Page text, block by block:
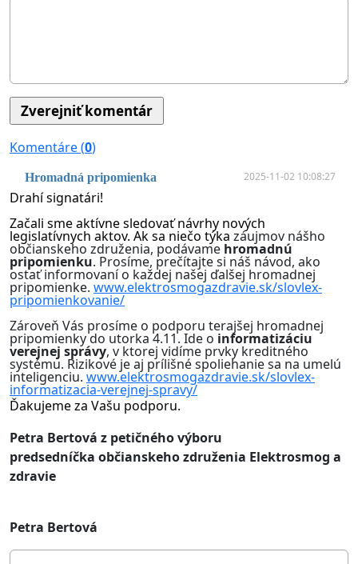
Komentáre (0)
Hromadná pripomienka 2025-11-02 10:08:27
Drahí signatári!
Začali sme aktívne sledovať návrhy nových
legislatívnych aktov. Ak sa niečo týka záujmov nášho
občianskeho združenia, podávame hromadnú
pripomienku. Prosíme, prečítajte si náš návod, ako
ostať informovaní o každej našej ďalšej hromadnej
pripomienke. www.elektrosmogazdravie.sk/slovlex-
pripomienkovanie/
Zároveň Vás prosíme o podporu terajšej hromadnej
pripomienky do utorka 4.11. Ide o informatizáciu
verejnej správy, v ktorej vidíme prvky kreditného
systému. Rizikové je aj prílišné spoliehanie sa na umelú
inteligenciu. www.elektrosmogazdravie.sk/slovlex-
informatizacia-verejnej-spravy/
Ďakujeme za Vašu podporu.
Petra Bertová z petičného výboru
predsedníčka občianskeho združenia Elektrosmog a
zdravie
Petra Bertová